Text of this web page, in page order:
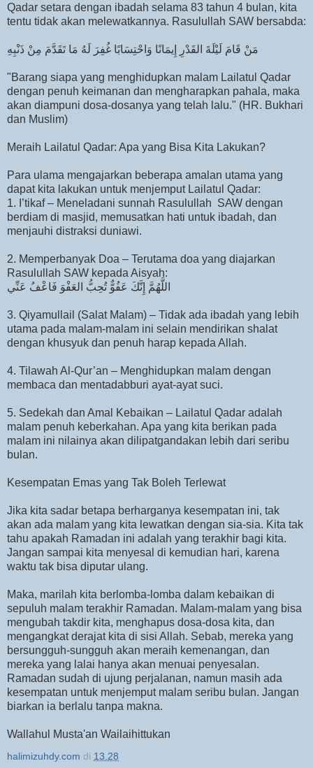
Qadar setara dengan ibadah selama 83 tahun 4 bulan, kita
tentu tidak akan melewatkannya. Rasulullah SAW bersabda:
مَنْ قَامَ لَيْلَةَ القَدْرِ إِيمَانًا وَاحْتِسَابًا غُفِرَ لَهُ مَا تَقَدَّمَ مِنْ ذَنْبِهِ
"Barang siapa yang menghidupkan malam Lailatul Qadar
dengan penuh keimanan dan mengharapkan pahala, maka
akan diampuni dosa-dosanya yang telah lalu." (HR. Bukhari
dan Muslim)
Meraih Lailatul Qadar: Apa yang Bisa Kita Lakukan?
Para ulama mengajarkan beberapa amalan utama yang
dapat kita lakukan untuk menjemput Lailatul Qadar:
1. I’tikaf – Meneladani sunnah Rasulullah SAW dengan
berdiam di masjid, memusatkan hati untuk ibadah, dan
menjauhi distraksi duniawi.
2. Memperbanyak Doa – Terutama doa yang diajarkan
Rasulullah SAW kepada Aisyah:
اللَّهُمَّ إِنَّكَ عَفُوٌّ تُحِبُّ العَفْوَ فَاعْفُ عَنِّي
3. Qiyamullail (Salat Malam) – Tidak ada ibadah yang lebih
utama pada malam-malam ini selain mendirikan shalat
dengan khusyuk dan penuh harap kepada Allah.
4. Tilawah Al-Qur’an – Menghidupkan malam dengan
membaca dan mentadabburi ayat-ayat suci.
5. Sedekah dan Amal Kebaikan – Lailatul Qadar adalah
malam penuh keberkahan. Apa yang kita berikan pada
malam ini nilainya akan dilipatgandakan lebih dari seribu
bulan.
Kesempatan Emas yang Tak Boleh Terlewat
Jika kita sadar betapa berharganya kesempatan ini, tak
akan ada malam yang kita lewatkan dengan sia-sia. Kita tak
tahu apakah Ramadan ini adalah yang terakhir bagi kita.
Jangan sampai kita menyesal di kemudian hari, karena
waktu tak bisa diputar ulang.
Maka, marilah kita berlomba-lomba dalam kebaikan di
sepuluh malam terakhir Ramadan. Malam-malam yang bisa
mengubah takdir kita, menghapus dosa-dosa kita, dan
mengangkat derajat kita di sisi Allah. Sebab, mereka yang
bersungguh-sungguh akan meraih kemenangan, dan
mereka yang lalai hanya akan menuai penyesalan.
Ramadan sudah di ujung perjalanan, namun masih ada
kesempatan untuk menjemput malam seribu bulan. Jangan
biarkan ia berlalu tanpa makna.
Wallahul Musta'an Wailaihittukan
halimizuhdy.com di 13.28